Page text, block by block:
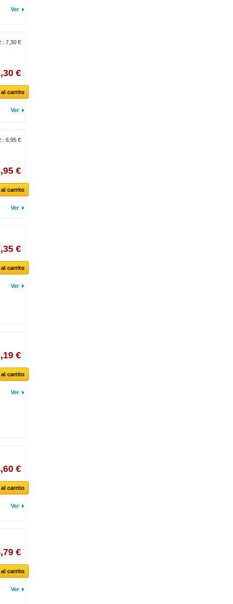
Ver
7,30 €
€
carrito
Ver
6,95 €
€
carrito
Ver
€
carrito
Ver
€
carrito
Ver
€
carrito
Ver
€
carrito
Ver